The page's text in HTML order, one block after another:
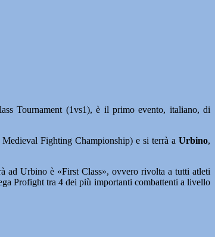
Tournament (1vs1), è il primo evento, italiano, di
Fighting Championship) e si terrà a Urbino,
ad Urbino è «First Class», ovvero rivolta a tutti atleti
Profight tra 4 dei più importanti combattenti a livello